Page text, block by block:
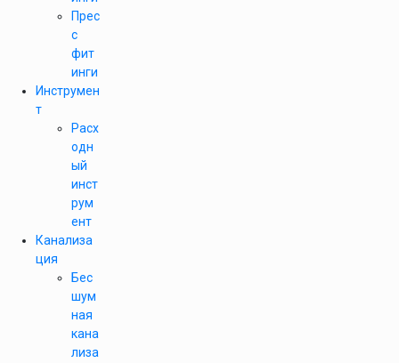
Прес
с
фит
инги
Инструмен
т
Расх
одн
ый
инст
рум
ент
Канализа
ция
Бес
шум
ная
кана
лиза